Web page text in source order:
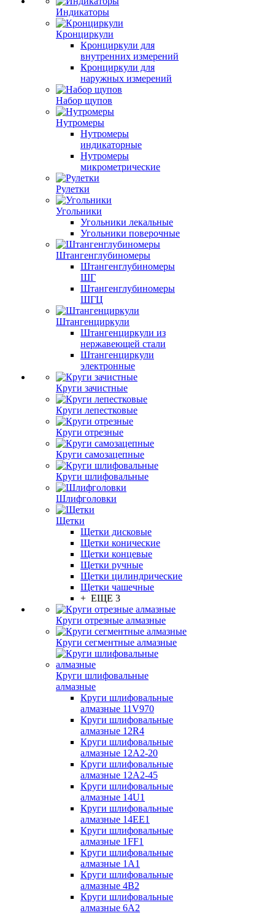
Индикаторы
Кронциркули
Кронциркули для
внутренних измерений
Кронциркули для
наружных измерений
Набор щупов
Нутромеры
Нутромеры
индикаторные
Нутромеры
микрометрические
Рулетки
Угольники
Угольники лекальные
Угольники поверочные
Штангенглубиномеры
Штангенглубиномеры
ШГ
Штангенглубиномеры
ШГЦ
Штангенциркули
Штангенциркули из
нержавеющей стали
Штангенциркули
электронные
Круги зачистные
Круги лепестковые
Круги отрезные
Круги самозацепные
Круги шлифовальные
Шлифголовки
Щетки
Щетки дисковые
Щетки конические
Щетки концевые
Щетки ручные
Щетки цилиндрические
Щетки чашечные
+ ЕЩЕ 3
Круги отрезные алмазные
Круги сегментные алмазные
Круги шлифовальные
алмазные
Круги шлифовальные
алмазные 11V970
Круги шлифовальные
алмазные 12R4
Круги шлифовальные
алмазные 12А2-20
Круги шлифовальные
алмазные 12А2-45
Круги шлифовальные
алмазные 14U1
Круги шлифовальные
алмазные 14ЕЕ1
Круги шлифовальные
алмазные 1FF1
Круги шлифовальные
алмазные 1А1
Круги шлифовальные
алмазные 4В2
Круги шлифовальные
алмазные 6A2